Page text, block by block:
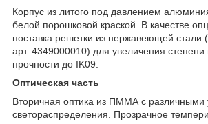
Корпус из литого под давлением
белой порошковой краской. В качестве
поставка решетки из нержавеющей стали
арт. 4349000010) для увеличения степени
прочности до IK09.
Оптическая часть
Вторичная оптика из ПММА с различными
светораспределения. Прозрачное